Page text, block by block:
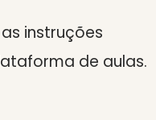
instruções
de aulas.